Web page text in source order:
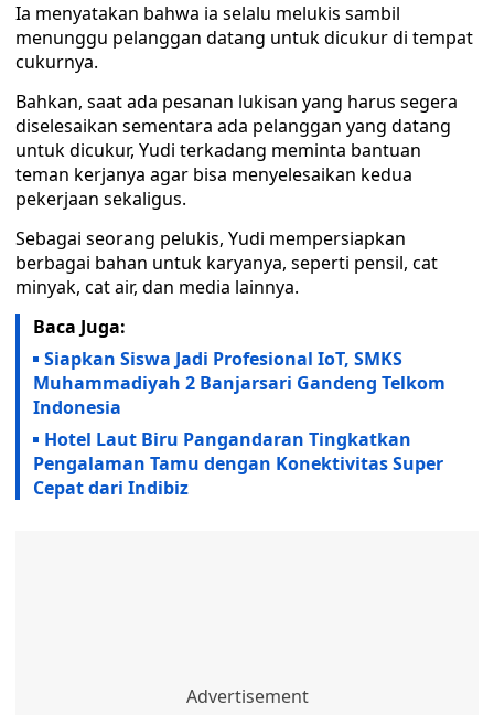
Ia menyatakan bahwa ia selalu melukis sambil
menunggu pelanggan datang untuk dicukur di tempat
cukurnya.
Bahkan, saat ada pesanan lukisan yang harus segera
diselesaikan sementara ada pelanggan yang datang
untuk dicukur, Yudi terkadang meminta bantuan
teman kerjanya agar bisa menyelesaikan kedua
pekerjaan sekaligus.
Sebagai seorang pelukis, Yudi mempersiapkan
berbagai bahan untuk karyanya, seperti pensil, cat
minyak, cat air, dan media lainnya.
Baca Juga:
Siapkan Siswa Jadi Profesional IoT, SMKS
Muhammadiyah 2 Banjarsari Gandeng Telkom
Indonesia
Hotel Laut Biru Pangandaran Tingkatkan
Pengalaman Tamu dengan Konektivitas Super
Cepat dari Indibiz